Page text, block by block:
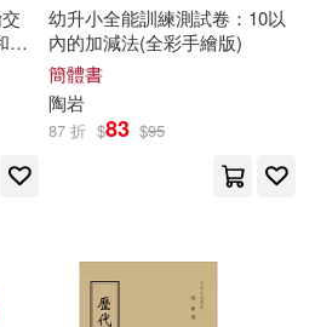
吳佳駿(1)
吳玉厚等(1)
呂金成(1)
滾石(2)
安
幼升小全能訓練測試卷：10以
內的加減法(全彩手繪版)
簡體書
陶岩
87 折 $83 $95